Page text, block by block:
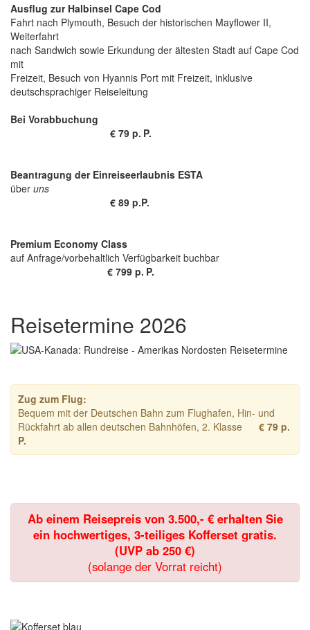
Ausflug zur Halbinsel Cape Cod
Fahrt nach Plymouth, Besuch der historischen Mayflower II,
Weiterfahrt
nach Sandwich sowie Erkundung der ältesten Stadt auf Cape Cod
mit
Freizeit, Besuch von Hyannis Port mit Freizeit, inklusive
deutschsprachiger Reiseleitung
Bei Vorabbuchung
€ 79 p. P.
Beantragung der Einreiseerlaubnis ESTA
über uns
€ 89 p.P.
Premium Economy Class
auf Anfrage/vorbehaltlich Verfügbarkeit buchbar
€ 799 p. P.
Reisetermine 2026
Zug zum Flug:
Bequem mit der Deutschen Bahn zum Flughafen, Hin- und
Rückfahrt ab allen deutschen Bahnhöfen, 2. Klasse € 79 p.
P.
Ab einem Reisepreis von 3.500,- € erhalten Sie
ein hochwertiges, 3-teiliges Kofferset gratis.
(UVP ab 250 €)
(solange der Vorrat reicht)